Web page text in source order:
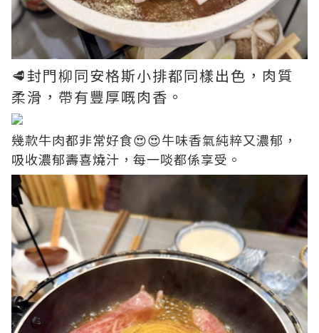
🥩封門柳同安格斯小排都同樣出色，肉質
柔滑，帶有豐厚嘅肉香。
幾款牛肉都非常好食😍😍牛味香氣純粹又濃郁，
吸收濃郁壽喜燒汁，每一啖都係享受。